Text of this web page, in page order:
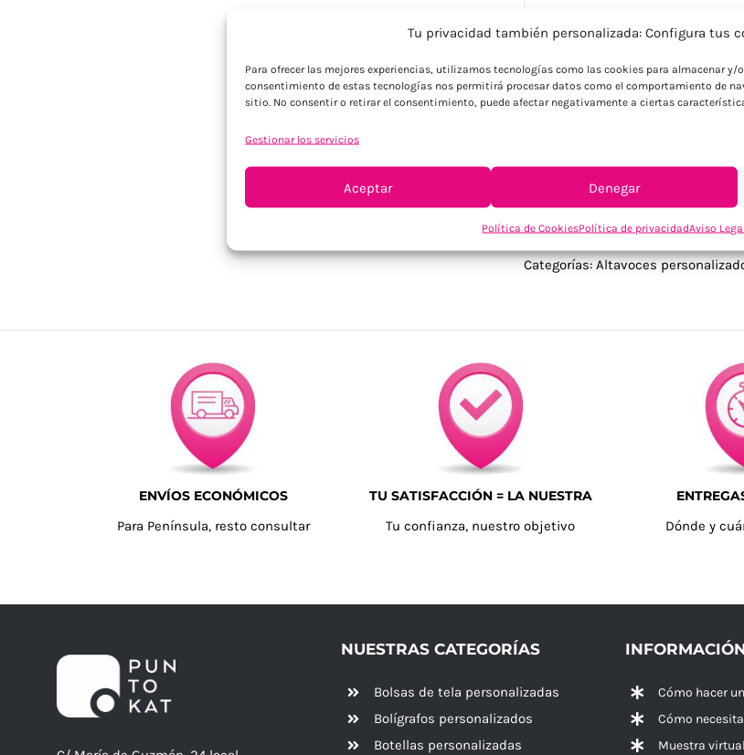
Tu privacidad también personalizada: Configura tus
Para ofrecer las mejores experiencias, utilizamos tecnologías como las cookies para almacenar
consentimiento de estas tecnologías nos permitirá procesar datos como el comportamiento de
sitio. No consentir o retirar el consentimiento, puede afectar negativamente a ciertas
Gestionar los servicios
Aceptar Denegar
Política de CookiesPolítica de privacidadAviso
Altavoz inalámbrico 5.0 en
incluida. Incluye un puerto
Categorías:Altavoces
ENVÍOS ECONÓMICOS
Para Península, resto consultar
TU SATISFACCIÓN = LA NUESTRA
Tu confianza, nuestro objetivo
Dónde y
NUESTRAS CATEGORÍAS
Bolsas de tela personalizadas
Bolígrafos personalizados
Botellas personalizadas
Cómo hacer
Cómo
Muestra virtual